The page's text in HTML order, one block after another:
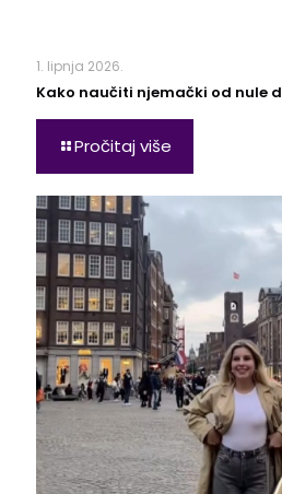
1. lipnja 2026.
Kako naučiti njemački od nule
Pročitaj više